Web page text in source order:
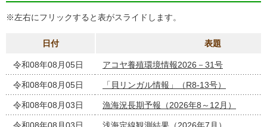
※左右にフリックすると表がスライドします。
日付 表題
令和08年08月05日 アコヤ養殖環境情報2026－31号
令和08年08月05日 「貝リンガル情報」（R8-13号）
令和08年08月03日 漁海況長期予報（2026年8～12月）